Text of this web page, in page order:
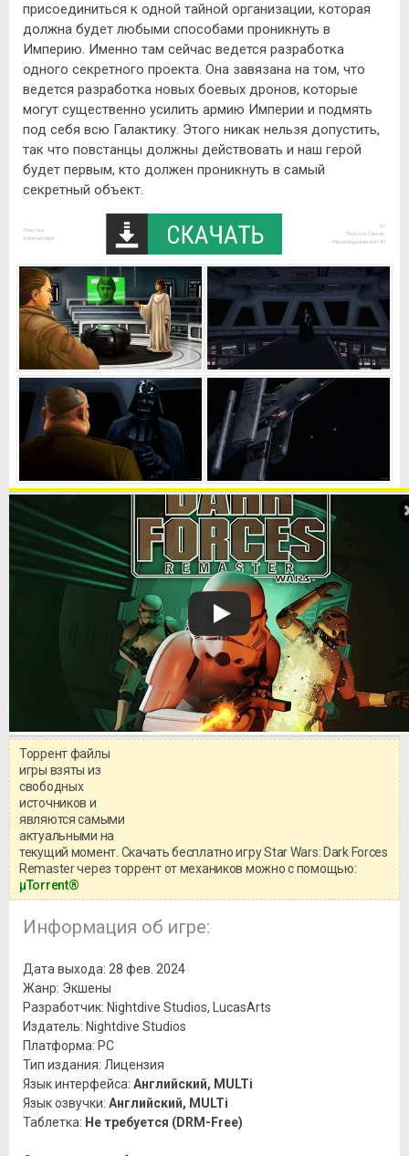
присоединиться к одной тайной организации, которая
должна будет любыми способами проникнуть в
Империю. Именно там сейчас ведется разработка
одного секретного проекта. Она завязана на том, что
ведется разработка новых боевых дронов, которые
могут существенно усилить армию Империи и подмять
под себя всю Галактику. Этого никак нельзя допустить,
так что повстанцы должны действовать и наш герой
будет первым, кто должен проникнуть в самый
секретный объект.
Торрент файлы
игры взяты из
свободных
источников и
являются самыми
актуальными на
текущий момент. Скачать бесплатно игру Star Wars: Dark Forces
Remaster через торрент от механиков можно с помощью:
μTorrent®
Информация об игре:
Дата выхода: 28 фев. 2024
Жанр: Экшены
Разработчик: Nightdive Studios, LucasArts
Издатель: Nightdive Studios
Платформа: PC
Тип издания: Лицензия
Язык интерфейса: Английский, MULTi
Язык озвучки: Английский, MULTi
Таблетка: Не требуется (DRM-Free)